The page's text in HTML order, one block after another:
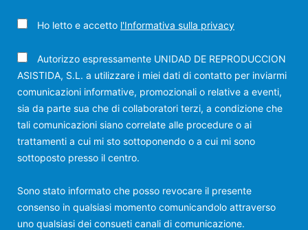
Ho letto e accetto l'Informativa sulla privacy
Autorizzo espressamente UNIDAD DE REPRODUCCION
ASISTIDA, S.L. a utilizzare i miei dati di contatto per inviarmi
comunicazioni informative, promozionali o relative a eventi,
sia da parte sua che di collaboratori terzi, a condizione che
tali comunicazioni siano correlate alle procedure o ai
trattamenti a cui mi sto sottoponendo o a cui mi sono
sottoposto presso il centro.
Sono stato informato che posso revocare il presente
consenso in qualsiasi momento comunicandolo attraverso
uno qualsiasi dei consueti canali di comunicazione.